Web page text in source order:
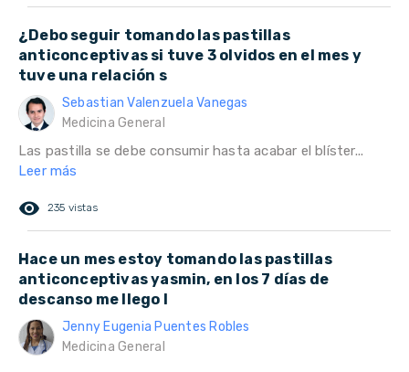
¿Debo seguir tomando las pastillas
anticonceptivas si tuve 3 olvidos en el mes y
tuve una relación s
Sebastian Valenzuela Vanegas
Medicina General
Las pastilla se debe consumir hasta acabar el blíster...
Leer más
remove_red_eye 235 vistas
Hace un mes estoy tomando las pastillas
anticonceptivas yasmin, en los 7 días de
descanso me llego l
Jenny Eugenia Puentes Robles
Medicina General